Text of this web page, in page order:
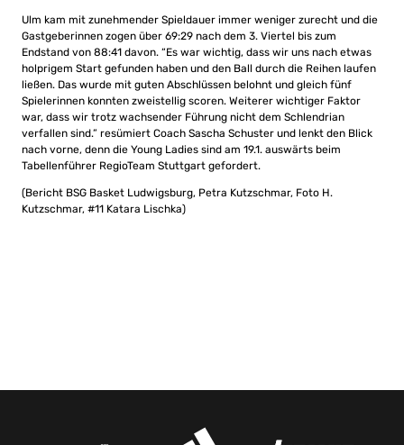
Ulm kam mit zunehmender Spieldauer immer weniger zurecht und die
Gastgeberinnen zogen über 69:29 nach dem 3. Viertel bis zum
Endstand von 88:41 davon. “Es war wichtig, dass wir uns nach etwas
holprigem Start gefunden haben und den Ball durch die Reihen laufen
ließen. Das wurde mit guten Abschlüssen belohnt und gleich fünf
Spielerinnen konnten zweistellig scoren. Weiterer wichtiger Faktor
war, dass wir trotz wachsender Führung nicht dem Schlendrian
verfallen sind.” resümiert Coach Sascha Schuster und lenkt den Blick
nach vorne, denn die Young Ladies sind am 19.1. auswärts beim
Tabellenführer RegioTeam Stuttgart gefordert.
(Bericht BSG Basket Ludwigsburg, Petra Kutzschmar, Foto H.
Kutzschmar, #11 Katara Lischka)